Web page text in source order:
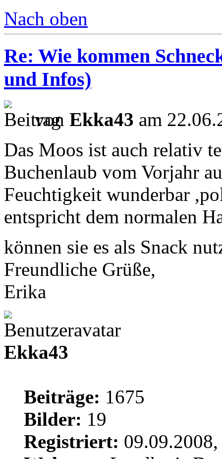
Nach oben
Re: Wie kommen
und Infos)
von Ekka43 am
Das Moos ist auch relativ
Buchenlaub vom Vorjahr
Feuchtigkeit wunderbar
entspricht dem normalen
können sie es als Snack
Freundliche Grüße,
Erika
Ekka43
Beiträge: 1675
Bilder: 19
Registriert: